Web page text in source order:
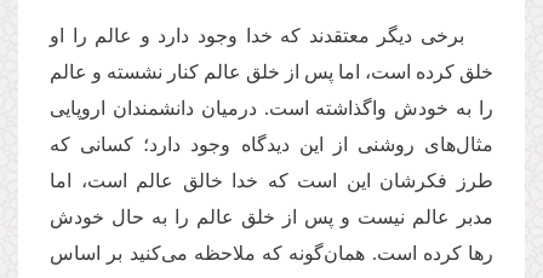
برخی دیگر معتقدند که خدا وجود دارد و عالم را او
خلق کرده است، اما پس از خلق عالم کنار نشسته و عالم
را به خودش واگذاشته است. درمیان دانشمندان اروپایی
مثال‌های روشنی از این دیدگاه وجود دارد؛ کسانی که
طرز فکرشان این است که خدا خالق عالم است، اما
مدبر عالم نیست و پس از خلق عالم را به حال خودش
رها کرده است. همان‌گونه که ملاحظه می‌کنید بر اساس